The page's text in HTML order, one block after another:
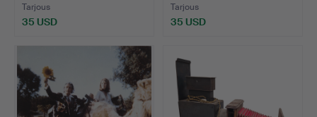
Tarjous
35 USD
Tarjous
35 USD